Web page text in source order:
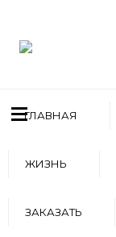
ГЛАВНАЯ
ЖИЗНЬ
ЗАКАЗАТЬ